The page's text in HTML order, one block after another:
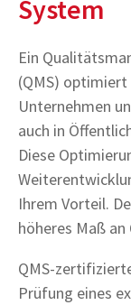
System
Ein
(QMS)
Unternehmen
auch in
Diese
Ihrem Vorteil.
höheres Maß
QMS-
Prüfung eines